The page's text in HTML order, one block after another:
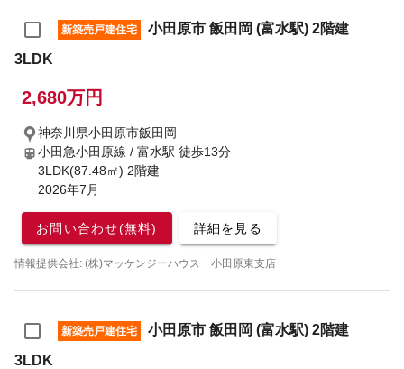
新築売戸建住宅
小田原市 飯田岡 (富水駅) 2階建
3LDK
2,680万円
神奈川県小田原市飯田岡
小田急小田原線 / 富水駅 徒歩13分
3LDK(87.48㎡) 2階建
2026年7月
お問い合わせ(無料) 詳細を見る
情報提供会社: (株)マッケンジーハウス 小田原東支店
新築売戸建住宅
小田原市 飯田岡 (富水駅) 2階建
3LDK